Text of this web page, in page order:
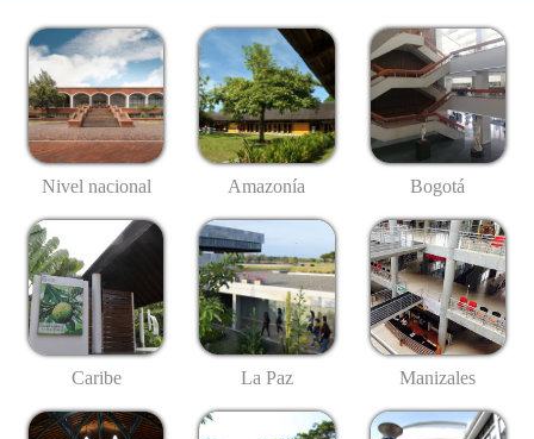
Nivel nacional Amazonía Bogotá
Caribe La Paz Manizales